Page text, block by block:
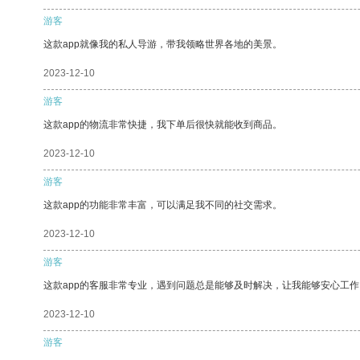
游客
这款app就像我的私人导游，带我领略世界各地的美景。
2023-12-10
游客
这款app的物流非常快捷，我下单后很快就能收到商品。
2023-12-10
游客
这款app的功能非常丰富，可以满足我不同的社交需求。
2023-12-10
游客
这款app的客服非常专业，遇到问题总是能够及时解决，让我能够安心工
2023-12-10
游客